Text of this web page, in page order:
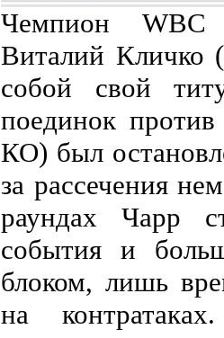
Чемпион WBC
Виталий Кличко
собой свой
поединок
КО) был
за рассечения
раундах Чарр
события и
блоком, лишь
на